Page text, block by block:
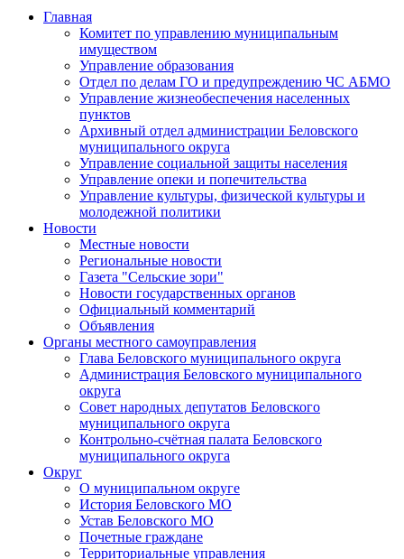
Главная
Комитет по управлению муниципальным
имуществом
Управление образования
Отдел по делам ГО и предупреждению ЧС АБМО
Управление жизнеобеспечения населенных
пунктов
Архивный отдел администрации Беловского
муниципального округа
Управление социальной защиты населения
Управление опеки и попечительства
Управление культуры, физической культуры и
молодежной политики
Новости
Местные новости
Региональные новости
Газета "Сельские зори"
Новости государственных органов
Официальный комментарий
Объявления
Органы местного самоуправления
Глава Беловского муниципального округа
Администрация Беловского муниципального
округа
Совет народных депутатов Беловского
муниципального округа
Контрольно-счётная палата Беловского
муниципального округа
Округ
О муниципальном округе
История Беловского МО
Устав Беловского МО
Почетные граждане
Территориальные управления